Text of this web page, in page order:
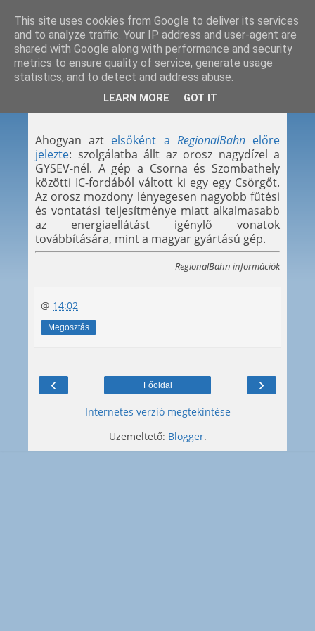
2012. 08. 06.
Ludmilla munkában
Ahogyan azt elsőként a RegionalBahnelőre
jelezte: szolgálatba állt az orosz nagydízel a
GYSEV-nél. A gép a Csorna és Szombathely
közötti IC-fordából váltott ki egy egy Csörgőt.
Az orosz mozdony lényegesen nagyobb fűtési
és vontatási teljesítménye miatt alkalmasabb
az energiaellátást igénylő vonatok
továbbítására, mint a magyar gyártású gép.
RegionalBahn információk
@ 14:02
Megosztás
‹ ›
Főoldal
Internetes verzió megtekintése
Üzemeltető: Blogger.
This site uses cookies from Google to deliver its services
and to analyze traffic. Your IP address and user-agent are
shared with Google along with performance and security
metrics to ensure quality of service, generate usage
statistics, and to detect and address abuse.
LEARN MORE GOT IT